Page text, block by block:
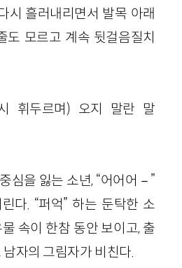
시 흘러내리면서 발목 아래
도 모르고 계속 뒷걸음질치
휘두르며) 오지 말란 말
심을 잃는 소년, “어어어－”
다. “퍼억” 하는 둔탁한 소
속이 한참 동안 보이고, 출
자의 그림자가 비친다.